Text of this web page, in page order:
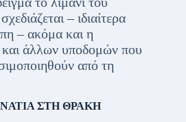
– ιδιαίτερα
– ακόμα και η
άλλων υποδομών που
από τη
ΣΤΗ ΘΡΑΚΗ